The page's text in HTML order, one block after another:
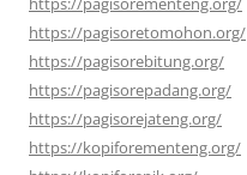
https://pagisoretomohon.org/
https://pagisorebitung.org/
https://pagisorepadang.org/
https://pagisorejateng.org/
https://kopiforementeng.org/